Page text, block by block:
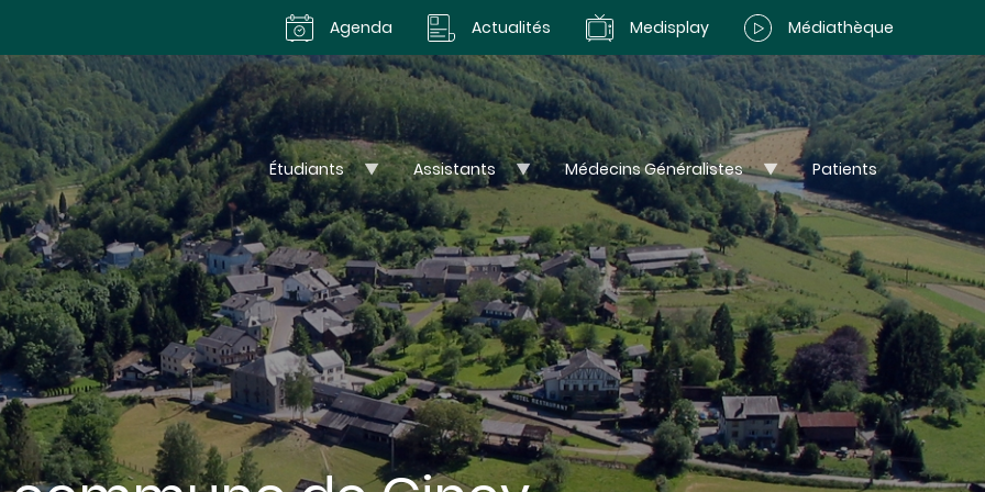
Agenda Actualités Medisplay Médiathèque
Étudiants Assistants Médecins Généralistes Patients